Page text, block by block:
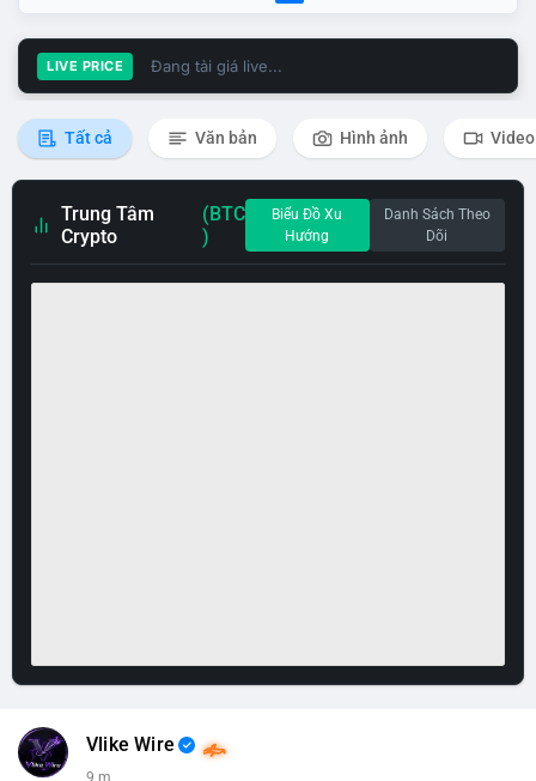
LIVE PRICE Đang tải giá live...
Tất cả Văn bản Hình ảnh Video
Trung Tâm
Crypto
(BTC
)
Biểu Đồ Xu
Hướng
Danh Sách Theo
Dõi
Vlike Wire
9 m